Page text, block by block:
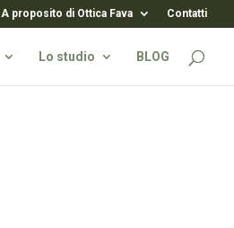
A proposito di Ottica Fava Contatti
Lo studio BLOG